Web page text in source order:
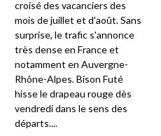
croisé des vacanciers des
mois de juillet et d'août. Sans
surprise, le trafic s'annonce
très dense en France et
notamment en Auvergne-
Rhône-Alpes. Bison Futé
hisse le drapeau rouge dès
vendredi dans le sens des
départs....